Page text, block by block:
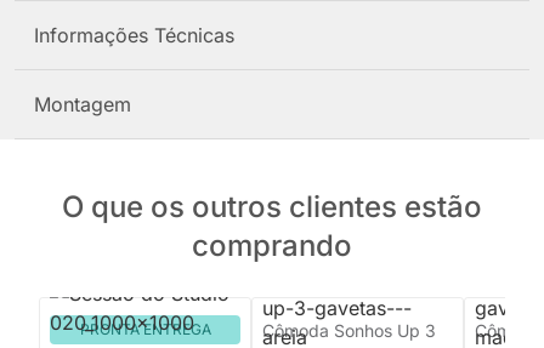
Informações Técnicas
Montagem
O que os outros clientes estão
comprando
PRONTA ENTREGA
Cômoda Sonhos Up 3